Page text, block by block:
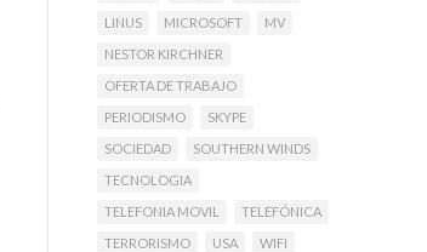
LINUS
MICROSOFT
MV
NESTOR KIRCHNER
OFERTA DE TRABAJO
PERIODISMO
SKYPE
SOCIEDAD
SOUTHERN WINDS
TECNOLOGIA
TELEFONIA MOVIL
TELEFÓNICA
TERRORISMO
USA
WIFI